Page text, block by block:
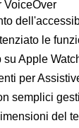
VoiceOver
le
Apple
per
semplici
del